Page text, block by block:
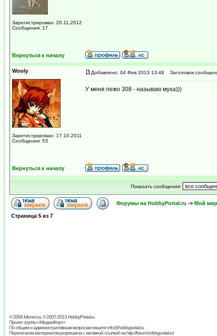
Зарегистрирован: 20.11.2012
Сообщения: 17
Вернуться к началу
Wooly
Зарегистрирован: 17.10.2011
Сообщения: 53
Добавлено: 04 Фев 2013 13:48 Заголовок
У меня пежо 308 - называю муха)))
Вернуться к началу
Показать сообщения:
Форумы на HobbyPortal.ru -> Мой мир
Страница 5 из 7
© 2006 Мелисса, © 2007-2013HobbyPortal.ru
Проект группы «МедиаФорт»
По общим и административным вопросам пишитеinfo@hobbyportal.ru
Перепечатка материалов разрешена с активной ссылкой на http://forum.hobbyportal.ru/